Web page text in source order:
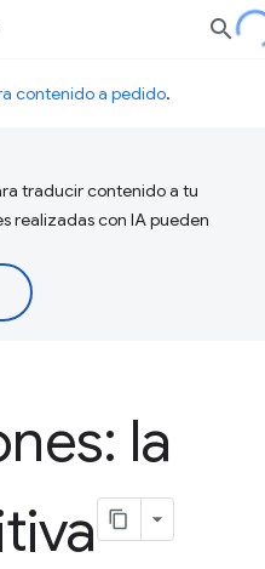
contenido a pedido.
traducir contenido a tu
realizadas con IA pueden
la